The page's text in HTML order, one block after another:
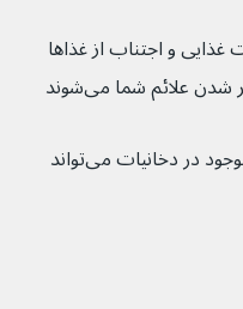
و اجتناب از غذاها
ترک سیگار - مواد شیمیایی موجود در دخانیات می‌تواند